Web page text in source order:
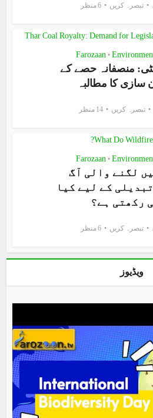
تبصرہ کریں 6 منظر
•
Farozaan
منصفانہ حصے کے
سازی کا مطالبہ
تبصرہ کریں 14 منظر
•
Farozaan
لگنے والی آگ
کے لیے کیا
رکھتی ہے؟
تبصرہ کریں 6 منظر
ویڈیوز